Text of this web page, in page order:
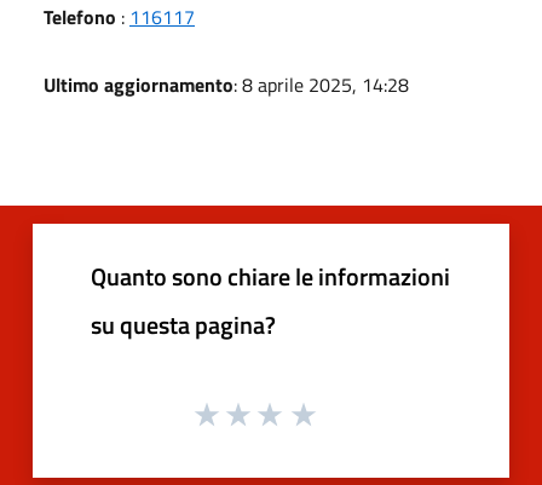
Telefono : 116117
Ultimo aggiornamento: 8 aprile 2025, 14:28
Quanto sono chiare le informazioni
su questa pagina?